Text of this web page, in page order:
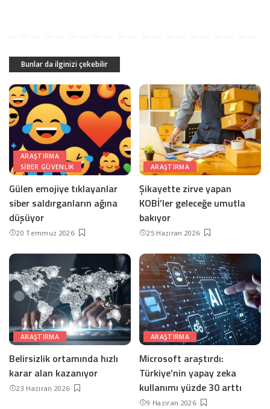
Bunlar da ilginizi çekebilir
ARAŞTIRMA
SIBER GÜVENLIK
Gülen emojiye tıklayanlar
siber saldırganların ağına
düşüyor
20 Temmuz 2026
ARAŞTIRMA
Şikayette zirve yapan
KOBİ’ler geleceğe umutla
bakıyor
25 Haziran 2026
ARAŞTIRMA
Belirsizlik ortamında hızlı
karar alan kazanıyor
23 Haziran 2026
ARAŞTIRMA
Microsoft araştırdı:
Türkiye’nin yapay zeka
kullanımı yüzde 30 arttı
9 Haziran 2026